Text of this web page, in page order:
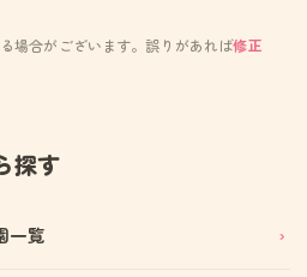
場合がございます。誤りがあれば修正
探す
一覧